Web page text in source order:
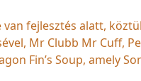
fejlesztés alatt,
Mr Clubb Mr Cuff,
Fin’s Soup, amely